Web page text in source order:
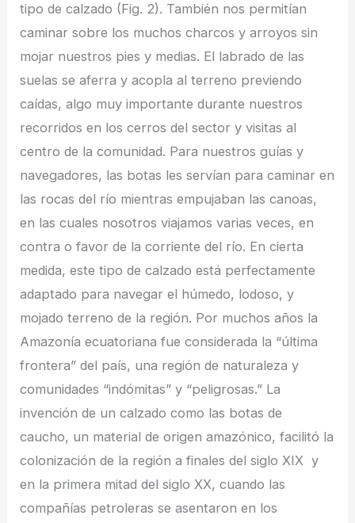
tipo de calzado (Fig. 2). También nos permitían
caminar sobre los muchos charcos y arroyos sin
mojar nuestros pies y medias. El labrado de las
suelas se aferra y acopla al terreno previendo
caídas, algo muy importante durante nuestros
recorridos en los cerros del sector y visitas al
centro de la comunidad. Para nuestros guías y
navegadores, las botas les servían para caminar en
las rocas del río mientras empujaban las canoas,
en las cuales nosotros viajamos varias veces, en
contra o favor de la corriente del río. En cierta
medida, este tipo de calzado está perfectamente
adaptado para navegar el húmedo, lodoso, y
mojado terreno de la región. Por muchos años la
Amazonía ecuatoriana fue considerada la “última
frontera” del país, una región de naturaleza y
comunidades “indómitas” y “peligrosas.” La
invención de un calzado como las botas de
caucho, un material de origen amazónico, facilitó la
colonización de la región a finales del siglo XIX y
en la primera mitad del siglo XX, cuando las
compañías petroleras se asentaron en los